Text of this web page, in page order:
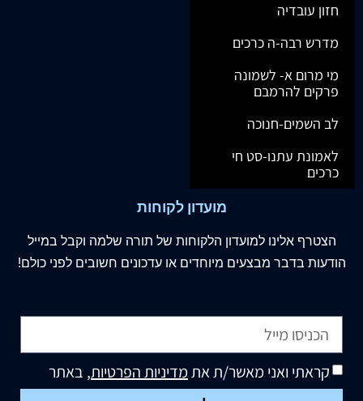
חזון עובדיה
מדרש רבה-ה כרכים
מי מרום א- לשמונה
פרקים להרמבם
לב השמים-חנוכה
לאמונת עתנו-סט חי
כרכים
מועדון לקוחות
הצטרף אלינו למועדון הלקוחות של תורה שלמה וקבל במייל
הודעות בדבר מבצעים מיוחדים או עדכונים חשובים לפני כולם!
קראתי ואני מאשר/ת אתמדיניות הפרטיות, באתר